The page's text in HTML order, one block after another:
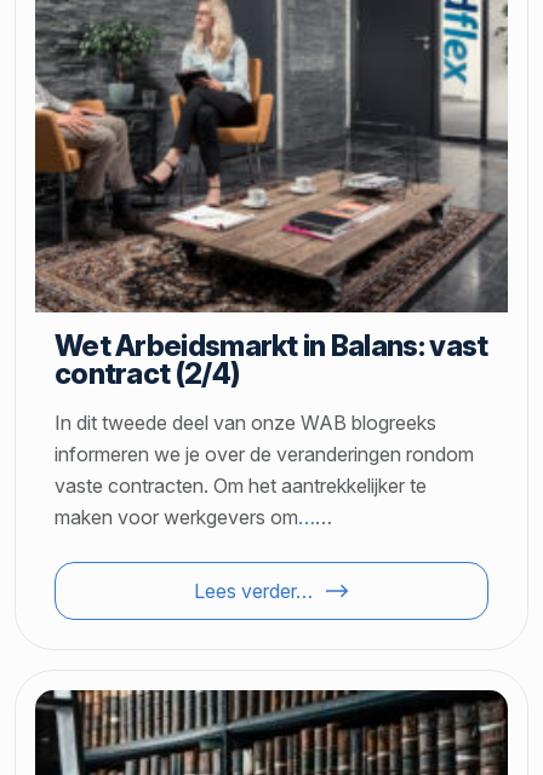
Wet Arbeidsmarkt in Balans: vast
contract (2/4)
In dit tweede deel van onze WAB blogreeks
informeren we je over de veranderingen rondom
vaste contracten. Om het aantrekkelijker te
maken voor werkgevers om……
Lees verder…